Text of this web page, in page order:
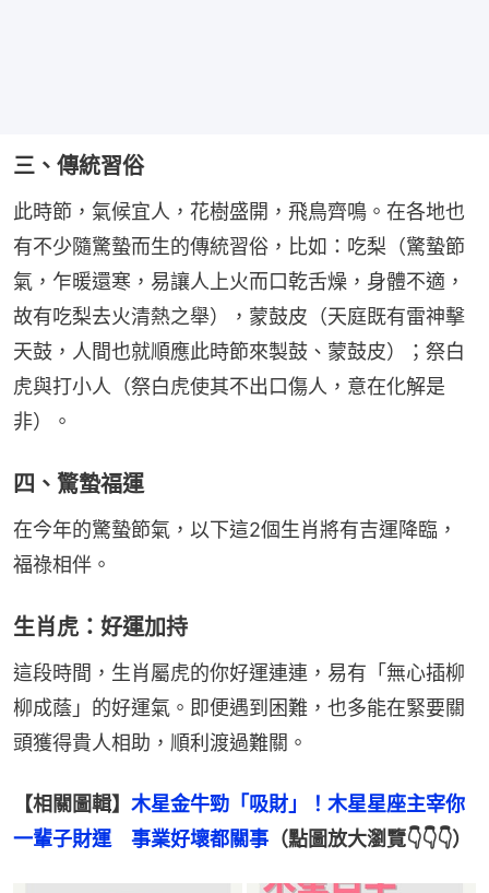
三、傳統習俗
此時節，氣候宜人，花樹盛開，飛鳥齊鳴。在各地也
有不少隨驚蟄而生的傳統習俗，比如：吃梨（驚蟄節
氣，乍暖還寒，易讓人上火而口乾舌燥，身體不適，
故有吃梨去火清熱之舉），蒙鼓皮（天庭既有雷神擊
天鼓，人間也就順應此時節來製鼓、蒙鼓皮）；祭白
虎與打小人（祭白虎使其不出口傷人，意在化解是
非）。
四、驚蟄福運
在今年的驚蟄節氣，以下這2個生肖將有吉運降臨，
福祿相伴。
生肖虎：好運加持
這段時間，生肖屬虎的你好運連連，易有「無心插柳
柳成蔭」的好運氣。即便遇到困難，也多能在緊要關
頭獲得貴人相助，順利渡過難關。
【相關圖輯】 木星金牛勁「吸財」！木星星座主宰你
一輩子財運　事業好壞都關事 （點圖放大瀏覽👇👇👇）